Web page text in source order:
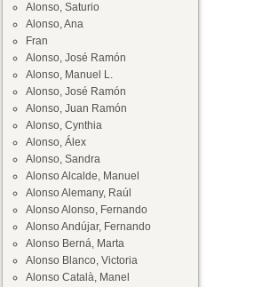
Alonso, Saturio
Alonso, Ana
Fran
Alonso, José Ramón
Alonso, Manuel L.
Alonso, José Ramón
Alonso, Juan Ramón
Alonso, Cynthia
Alonso, Álex
Alonso, Sandra
Alonso Alcalde, Manuel
Alonso Alemany, Raúl
Alonso Alonso, Fernando
Alonso Andújar, Fernando
Alonso Berná, Marta
Alonso Blanco, Victoria
Alonso Català, Manel